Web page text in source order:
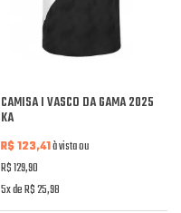
CAMISA I VASCO DA GAMA 2025
KA
R$ 123,41à vista ou
R$ 129,90
5x de R$ 25,98